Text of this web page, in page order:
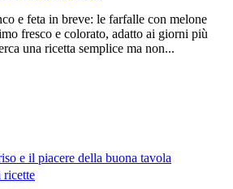
e feta in breve: le farfalle con melone
fresco e colorato, adatto ai giorni più
una ricetta semplice ma non...
e il piacere della buona tavola
ricette